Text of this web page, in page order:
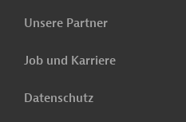
Unsere Partner
Job und Karriere
Datenschutz